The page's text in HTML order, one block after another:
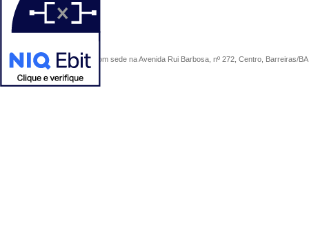
COMERCIAL SÃO PAULO, com sede na Avenida Rui Barbosa, nº 272, Centro, Barreiras/